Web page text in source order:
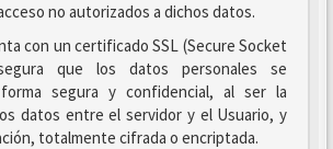
no autorizados a dichos datos.
con un certificado SSL (Secure Socket
que los datos personales se
segura y confidencial, al ser la
datos entre el servidor y el Usuario, y
totalmente cifrada o encriptada.